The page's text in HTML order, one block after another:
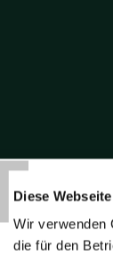
Diese
Wir verwenden
die für den